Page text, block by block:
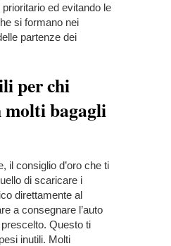
prioritario ed evitando le
si formano nei
partenze dei
per chi
molti bagagli
il consiglio d’oro che ti
di scaricare i
direttamente al
a consegnare l’auto
Questo ti
inutili. Molti